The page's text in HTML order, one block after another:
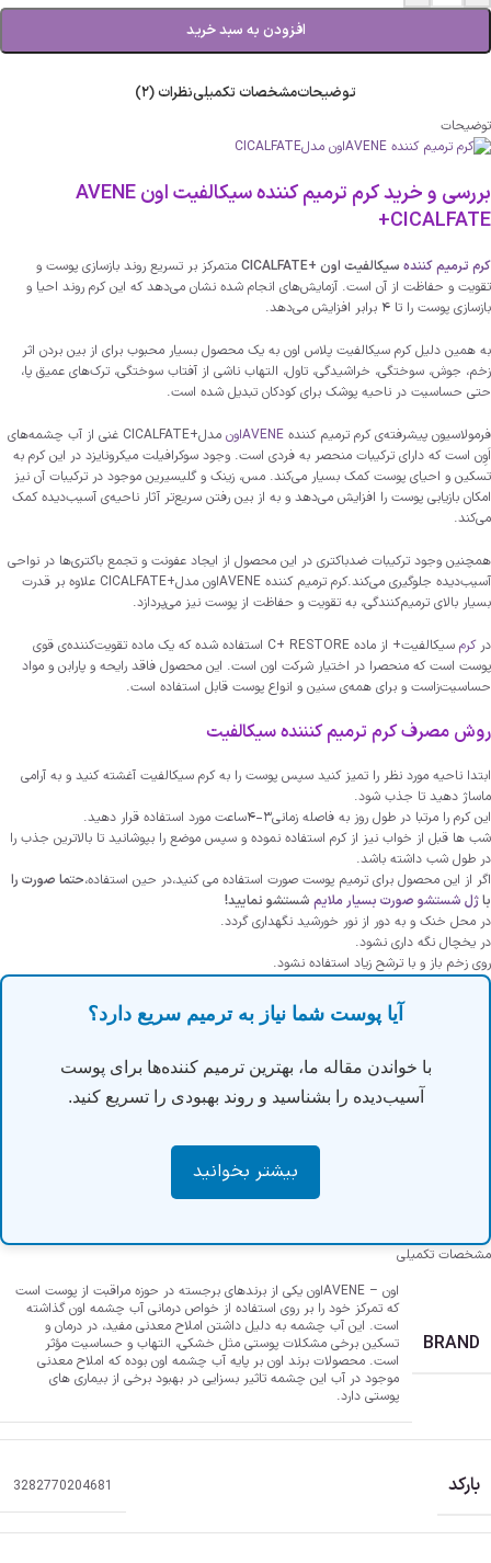
افزودن به سبد خرید
توضیحاتمشخصات تکمیلینظرات (2)
توضیحات
بررسی و خرید کرم ترمیم کننده سیکالفیت اون AVENE
+CICALFATE
کرم ترمیم کننده سیکالفیت اون +CICALFATE
متمرکز بر تسریع روند بازسازی پوست و
تقویت و حفاظت از آن است. آزمایش‌های انجام شده نشان می‌دهد که این کرم روند احیا و
بازسازی پوست را تا ۴ برابر افزایش می‌دهد.
به همین دلیل کرم سیکالفیت پلاس اون به یک محصول بسیار محبوب برای از بین بردن اثر
زخم، جوش، سوختگی، خراشیدگی، تاول، التهاب ناشی از آفتاب سوختگی، ترک‌های عمیق پا،
حتی حساسیت در ناحیه پوشک برای کودکان تبدیل شده است.
فرمولاسیون پیشرفته‌ی کرم ترمیم کننده AVENEاون
مدل+CICALFATE غنی از آب چشمه‌های
اَوِن است که دارای ترکیبات منحصر به فردی است. وجود سوکرافیلت میکرونایزد در این کرم به
تسکین و احیای پوست کمک بسیار می‌کند. مس، زینک و گلیسیرین موجود در ترکیبات آن نیز
امکان بازیابی پوست را افزایش می‌دهد و به از بین رفتن سریع‌تر آثار ناحیه‌ی آسیب‌دیده کمک
می‌کند.
همچنین وجود ترکیبات ضدباکتری در این محصول از ایجاد عفونت و تجمع باکتری‌ها در نواحی
آسیب‌دیده جلوگیری می‌کند.کرم ترمیم کننده AVENEاون مدل+CICALFATE علاوه بر قدرت
بسیار بالای ترمیم‌کنندگی، به تقویت و حفاظت از پوست نیز می‌پردازد.
درکرم
سیکالفیت+ از ماده C+ RESTORE استفاده شده که یک ماده تقویت‌کننده‌ی قوی
پوست است که منحصرا در اختیار شرکت اون است. این محصول فاقد رایحه و پارابن و مواد
حساسیت‌زاست و برای همه‌ی سنین و انواع پوست قابل استفاده است.
روش مصرف کرم ترمیم کنننده سیکالفیت
ابتدا ناحیه مورد نظر را تمیز کنید سپس پوست را به کرم سیکالفیت آغشته کنید و به آرامی
ماساژ دهید تا جذب شود.
این کرم را مرتبا در طول روز به فاصله زمانی3-4ساعت مورد استفاده قرار دهید.
شب ها قبل از خواب نیز از کرم استفاده نموده و سپس موضع را بپوشانید تا بالاترین جذب را
در طول شب داشته باشد.
اگر از این محصول برای ترمیم پوست صورت استفاده می کنید،در حین استفاده،حتما صورت را
باژل شستشو صورت بسیار ملایم شستشو نمایید!
در محل خنک و به دور از نور خورشید نگهداری گردد.
در یخچال نگه داری نشود.
روی زخم باز و با ترشح زیاد استفاده نشود.
آیا پوست شما نیاز به ترمیم سریع دارد؟
با خواندن مقاله ما، بهترین ترمیم کننده‌ها برای پوست
آسیب‌دیده را بشناسید و روند بهبودی را تسریع کنید.
بیشتر بخوانید
مشخصات تکمیلی
BRAND
اون – AVENE
اون یکی از برندهای برجسته در حوزه مراقبت از پوست است
که تمرکز خود را بر روی استفاده از خواص درمانی آب چشمه اون گذاشته
است. این آب چشمه به دلیل داشتن املاح معدنی مفید، در درمان و
تسکین برخی مشکلات پوستی مثل خشکی، التهاب و حساسیت مؤثر
است. محصولات برند اون بر پایه آب چشمه اون بوده که املاح معدنی
موجود در آب این چشمه تاثیر بسزایی در بهبود برخی از بیماری های
پوستی دارد.
بارکد 3282770204681